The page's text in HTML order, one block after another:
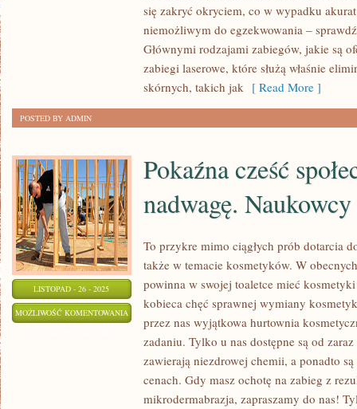
DYSCYPLINA,
KTÓRA
ŚWIECI
TRIUMFY
DOPIERO
OD
KILKUNASTU
się zakryć okryciem, co w wypadku
niemożliwym do egzekwowania –
Głównymi rodzajami zabiegów, jakie są
zabiegi laserowe, które służą właśnie
skórnych, takich jak [ Read More ]
POSTED BY ADMIN
LISTOPAD - 26 - 2025
MOŻLIWOŚĆ KOMENTOWANIA
CZEŚĆ
Pokaźna cześć
nadwagę.
To przykre mimo ciągłych prób dotarcia
także w temacie kosmetyków. W
powinna w swojej toaletce mieć
kobieca chęć sprawnej wymiany
przez nas wyjątkowa hurtownia
zadaniu. Tylko u nas dostępne są od
zawierają niezdrowej chemii, a ponadto
cenach. Gdy masz ochotę na zabieg z
mikrodermabrazja, zapraszamy do nas!